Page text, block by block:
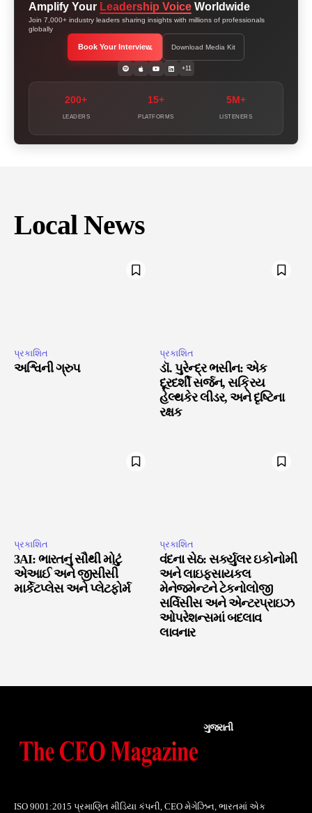
Amplify Your Leadership Voice Worldwide
Join 7,000+ industry leaders sharing insights with millions of professionals
globally
200+
LEADERS
15+
PLATFORMS
5M+
LISTENERS
+11
Book Your Interview Download Media Kit
Local News
પ્રકાશિત
અશ્વિની ગ્રુપ
પ્રકાશિત
ડૉ. પુરેન્દ્ર ભસીન: એક
દૂરદર્શી સર્જન, સક્રિય
હેલ્થકેર લીડર, અને દૃષ્ટિના
રક્ષક
પ્રકાશિત
3AI: ભારતનું સૌથી મોટું
એઆઈ અને જીસીસી
માર્કેટપ્લેસ અને પ્લેટફોર્મ
પ્રકાશિત
વંદના સેઠ: સર્ક્યુલર ઇકોનોમી
અને લાઇફસાયકલ
મેનેજમેન્ટને ટેકનોલોજી
સર્વિસીસ અને એન્ટરપ્રાઇઝ
ઓપરેશન્સમાં બદલાવ
લાવનાર
ગુજરાતી
ISO 9001:2015 પ્રમાણિત મીડિયા કંપની, CEO મેગેઝિન, ભારતમાં એક